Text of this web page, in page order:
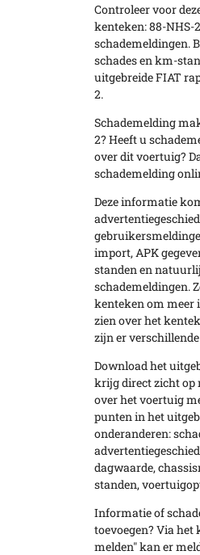
Controleer voor
kenteken: 88-NHS-
schademeldingen.
schades en km-
uitgebreide FIAT
2.
Schademelding
2? Heeft u
over dit voertuig?
schademelding
Deze informatie
import, APK
standen en
schademeldingen.
kenteken om meer
zien over het
zijn er
Download het
krijg direct zicht
over het voertuig
punten in het
onderanderen:
dagwaarde,
standen,
Informatie of
toevoegen? Via het
melden" kan er